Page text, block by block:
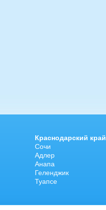
Краснодарский край
Сочи
Адлер
Анапа
Геленджик
Туапсе